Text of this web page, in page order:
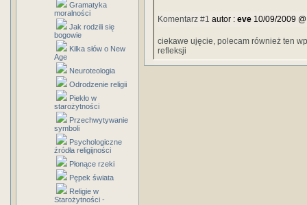
Gramatyka
moralności
Jak rodzili się
bogowie
Kilka słów o New
Age
Neuroteologia
Odrodzenie religii
Piekło w
starożytności
Przechwytywanie
symboli
Psychologiczne
źródła religijności
Płonące rzeki
Pępek świata
Religie w
Starożytności -
Komentarz #1 autor : eve 10/09/2009
ciekawe ujęcie, polecam również ten
refleksji